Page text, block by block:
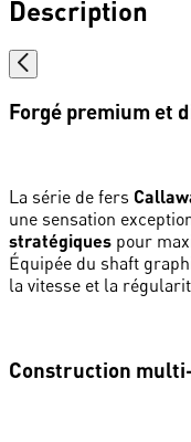
Description
Forgé premium et
La série de fers
une sensation
stratégiques pour
Équipée du shaft
la vitesse et la
Construction